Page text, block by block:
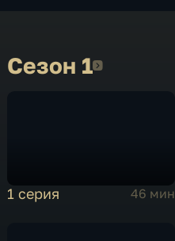
Сезон 1Сезон 1
1 серия 46 мин